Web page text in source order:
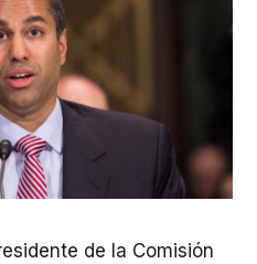
de la Comisión